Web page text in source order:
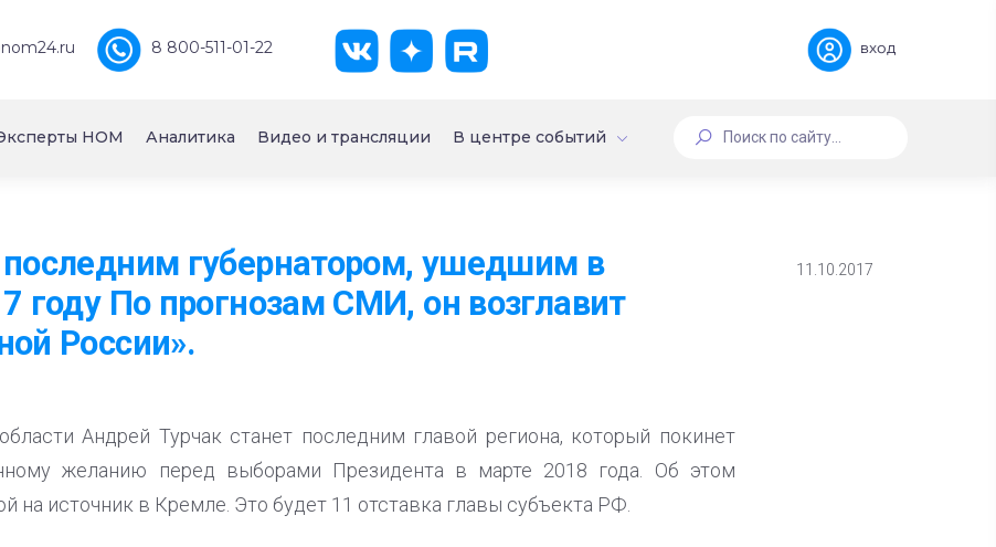
8 800-511-01-22 вход
НОМ Аналитика Видео и трансляции В центре событий
последним губернатором, ушедшим в
году По прогнозам СМИ, он возглавит
России».
11.10.2017
Андрей Турчак станет последним главой региона, который покинет
желанию перед выборами Президента в марте 2018 года. Об этом
на источник в Кремле. Это будет 11 отставка главы субъекта РФ.